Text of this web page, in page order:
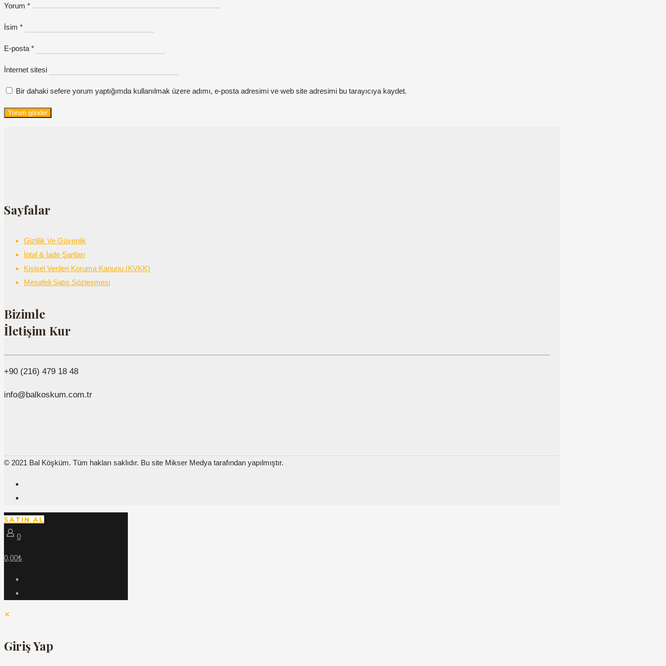
Yorum *
İsim *
E-posta *
İnternet sitesi
Bir dahaki sefere yorum yaptığımda kullanılmak üzere adımı, e-posta adresimi ve web site adresimi bu tarayıcıya kaydet.
Sayfalar
Gizlilik Ve Güvenlik
İptal & İade Şartları
Kişisel Verileri Koruma Kanunu (KVKK)
Mesafeli Satış Sözleşmesi
Bizimle
İletişim Kur
+90 (216) 479 18 48
info@balkoskum.com.tr
© 2021 Bal Köşküm. Tüm hakları saklıdır. Bu site Mikser Medya tarafından yapılmıştır.
SATIN AL
0
0,00₺
✕
Giriş Yap